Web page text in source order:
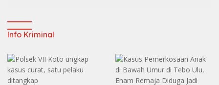
Info Kriminal